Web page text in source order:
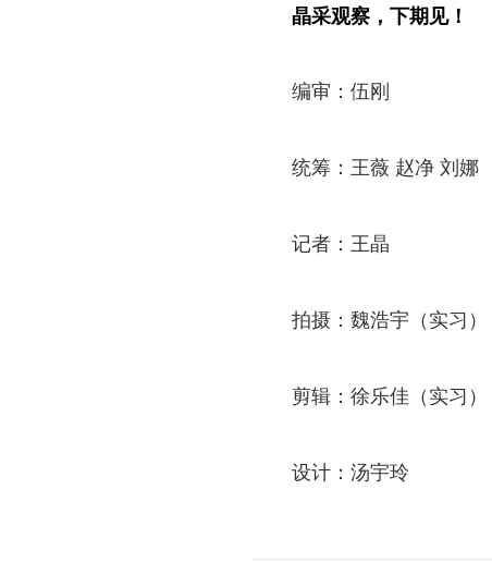
晶采观察，下期见！
编审：伍刚
统筹：王薇 赵净 刘娜
记者：王晶
拍摄：魏浩宇（实习）
剪辑：徐乐佳（实习）
设计：汤宇玲